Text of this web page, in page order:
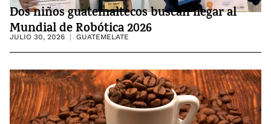
Dos niños guatemaltecos buscan llegar al
Mundial de Robótica 2026
JULIO 30, 2026 GUATEMELATE